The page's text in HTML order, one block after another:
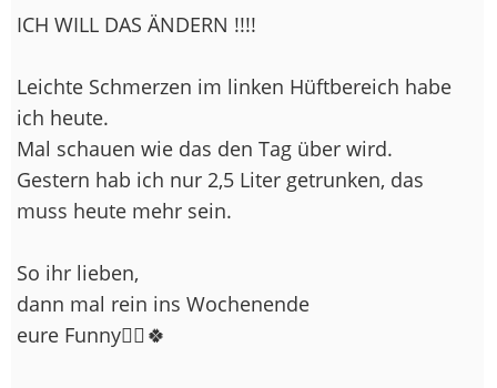
ICH WILL DAS ÄNDERN !!!!
Leichte Schmerzen im linken Hüftbereich habe
ich heute.
Mal schauen wie das den Tag über wird.
Gestern hab ich nur 2,5 Liter getrunken, das
muss heute mehr sein.
So ihr lieben,
dann mal rein ins Wochenende
eure Funny🙋‍♀️ 🍀